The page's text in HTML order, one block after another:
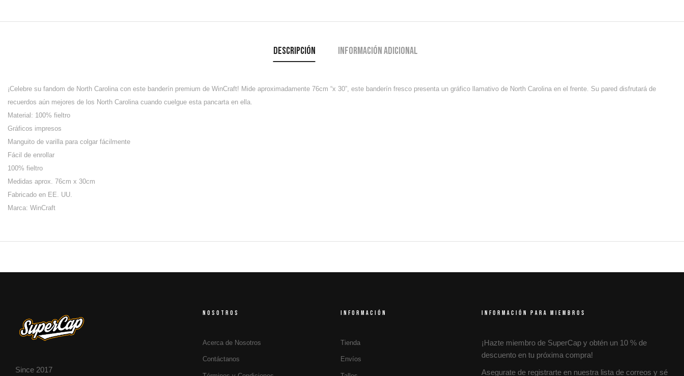
Descripción Información adicional
¡Celebre su fandom de North Carolina con este banderín premium de WinCraft! Mide aproximadamente 76cm “x 30”, este banderín fresco presenta un gráfico llamativo de North Carolina en el frente. Su pared disfrutará de
recuerdos aún mejores de los North Carolina cuando cuelgue esta pancarta en ella.
Material: 100% fieltro
Gráficos impresos
Manguito de varilla para colgar fácilmente
Fácil de enrollar
100% fieltro
Medidas aprox. 76cm x 30cm
Fabricado en EE. UU.
Marca: WinCraft
Since 2017
NOSOTROS
Acerca de Nosotros
Contáctanos
INFORMACIÓN
Tienda
Envíos
INFORMACIÓN PARA MIEMBROS
¡Hazte miembro de SuperCap y obtén un 10 % de
descuento en tu próxima compra!
Asegurate de registrarte en nuestra lista de correos y sé